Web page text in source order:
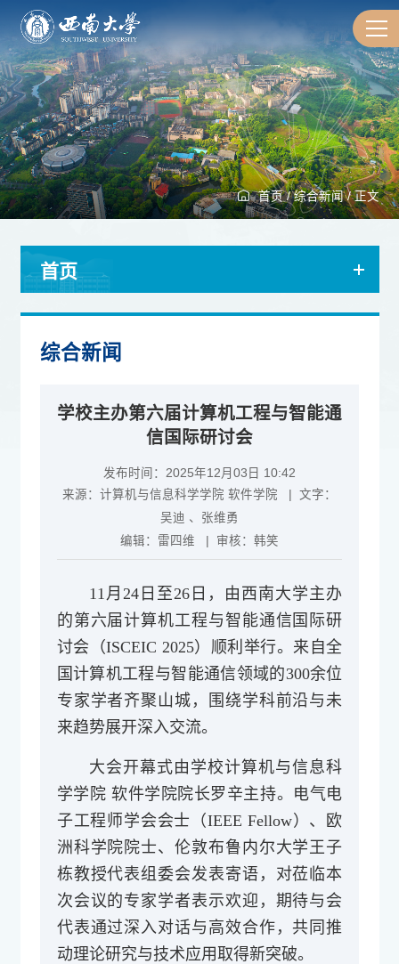
首页/综合新闻/正文
首页
综合新闻
学校主办第六届计算机工程与智能通
信国际研讨会
发布时间：2025年12月03日 10:42
来源： 计算机与信息科学学院 软件学院
| 文字：
吴迪 、张维勇
编辑： 雷四维 | 审核： 韩笑
11月24日至26日，由西南大学主办
的第六届计算机工程与智能通信国际研
讨会（ISCEIC 2025）顺利举行。来自全
国计算机工程与智能通信领域的300余位
专家学者齐聚山城，围绕学科前沿与未
来趋势展开深入交流。
大会开幕式由学校计算机与信息科
学学院 软件学院院长罗辛主持。电气电
子工程师学会会士（IEEE Fellow）、欧
洲科学院院士、伦敦布鲁内尔大学王子
栋教授代表组委会发表寄语，对莅临本
次会议的专家学者表示欢迎，期待与会
代表通过深入对话与高效合作，共同推
动理论研究与技术应用取得新突破。